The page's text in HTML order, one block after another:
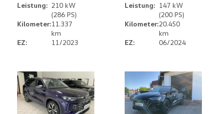
Leistung: 210 kW
(286 PS)
Kilometer:11.337
km
EZ:
11/2023
Leistung: 147 kW
(200 PS)
Kilometer:20.450
km
EZ:
06/2024